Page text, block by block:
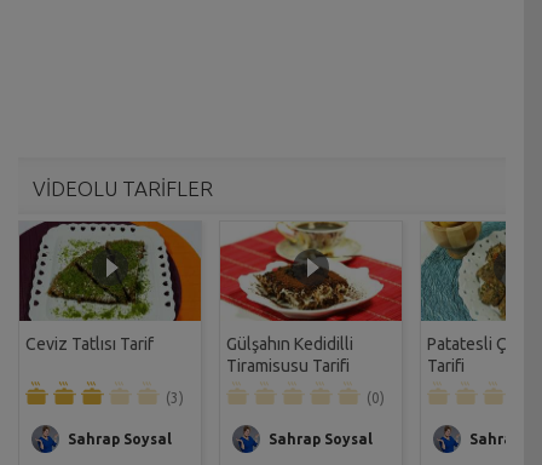
VİDEOLU TARİFLER
Ceviz Tatlısı Tarif
(3)
Sahrap Soysal
Gülşahın Kedidilli
Tiramisusu Tarifi
(0)
Sahrap Soysal
Patatesli Çıtır
Tarifi
Sahrap